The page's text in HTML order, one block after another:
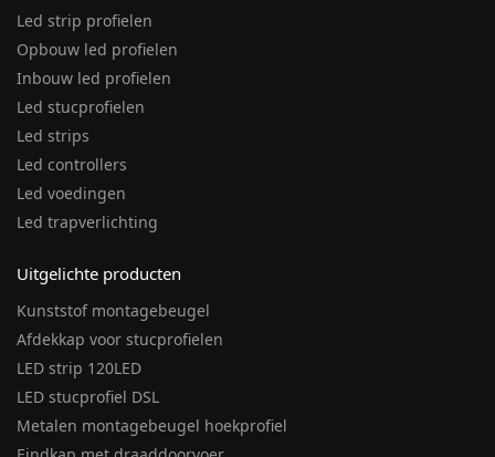
Led strip profielen
Opbouw led profielen
Inbouw led profielen
Led stucprofielen
Led strips
Led controllers
Led voedingen
Led trapverlichting
Uitgelichte producten
Kunststof montagebeugel
Afdekkap voor stucprofielen
LED strip 120LED
LED stucprofiel DSL
Metalen montagebeugel hoekprofiel